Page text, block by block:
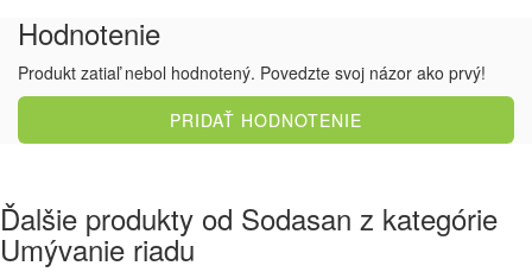
Hodnotenie
Produkt zatiaľ nebol hodnotený. Povedzte svoj názor ako prvý!
PRIDAŤ HODNOTENIE
Ďalšie produkty od Sodasan z kategórie
Umývanie riadu